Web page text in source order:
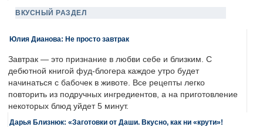
ВКУСНЫЙ РАЗДЕЛ
Юлия Дианова: Не просто завтрак
Завтрак — это признание в любви себе и близким. С
дебютной книгой фуд-блогера каждое утро будет
начинаться с бабочек в животе. Все рецепты легко
повторить из подручных ингредиентов, а на приготовление
некоторых блюд уйдет 5 минут.
Дарья Близнюк: «Заготовки от Даши. Вкусно, как ни «крути»!